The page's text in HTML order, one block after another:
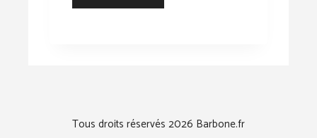
Tous droits réservés 2026 Barbone.fr